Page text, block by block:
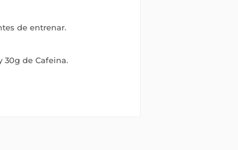
de entrenar.
30g de Cafeina.